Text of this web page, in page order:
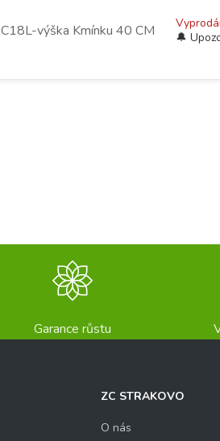
C18L-výška Kmínku 40 CM
Garance růstu
ZC STRAKOVO
O nás